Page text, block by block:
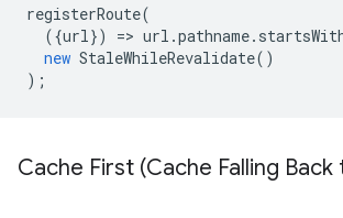
registerRoute(
({url}) => url .pathname.
new StaleWhileRevalidate()
);
Cache First (Cache Falling